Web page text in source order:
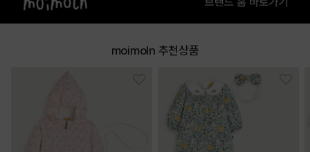
PRODUCT VIEW
moimoln 추천상품